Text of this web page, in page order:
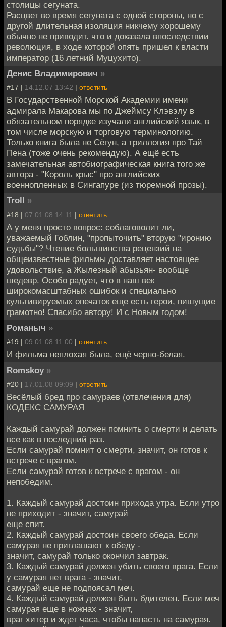
столицы сегуната.
Расцвет во время сегуната с одной стороны, но с
другой длительная изоляция никчему хорошему
обычно не приводит. что и доказала впоследствии
революция, в ходе которой опять пришел к власти
император (16 летний Муцухито).
Денис Владимирович »
#17 | 14.12.07 13:42 | ответить
В Государственной Морской Академии имени
адмирала Макарова мы по Джеймсу Клэвэлу в
обязательном порядке изучали английский язык, в
том числе морскую и торговую терминологию.
Только книга была не Сёгун, а триллогия про Тай
Пена (тоже очень рекомендую). А ещё есть
замечательная автобиографическая книга того же
автора - "Король крыс" про английских
военнопленных в Сингапуре (из тюремной прозы).
Troll »
#18 | 07.01.08 14:11 | ответить
А у меня просто вопрос: соблаговолит ли,
уважаемый Гоблин, "пропыточить" вторую "иронию
судьбы"? Чтение большинства рецензий на
общеизвестные фильмы доставляет настоящее
удовольствие, а Жылезный абызьян- вообще
шедевр. Особо радует, что в наш век
широкомасштабных ошибок и специально
культивируемых опечаток еще есть герои, пишущие
грамотно! Спасибо автору! И с Новым годом!
Романыч »
#19 | 09.01.08 11:00 | ответить
И фильма неплохая была, ещё черно-белая.
Romskoy »
#20 | 17.01.08 09:09 | ответить
Весёлый бред про самураев (отвлечения для)
КОДЕКС САМУРАЯ
Каждый самурай должен помнить о смерти и делать
все как в последний раз.
Если самурай помнит о смерти, значит, он готов к
встрече с врагом.
Если самурай готов к встрече с врагом - он
непобедим.
1. Каждый самурай достоин прихода утра. Если утро
не приходит - значит, самурай
еще спит.
2. Каждый самурай достоин своего обеда. Если
самурая не приглашают к обеду -
значит, самурай только окончил завтрак.
3. Каждый самурай должен убить своего врага. Если
у самурая нет врага - значит,
самурай еще не подпоясал меч.
4. Каждый самурай должен быть бдителен. Если меч
самурая еще в ножнах - значит,
враг хитер и ждет часа, чтобы напасть на самурая.